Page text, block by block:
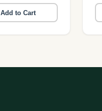
Add to Cart